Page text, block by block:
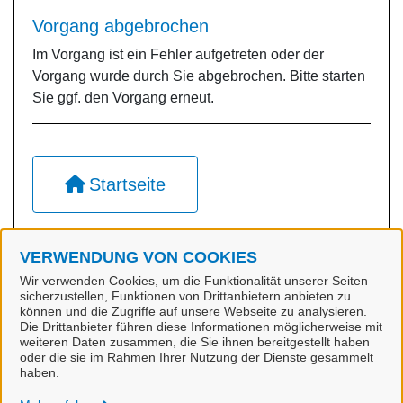
VERWENDUNG VON COOKIES
Wir verwenden Cookies, um die Funktionalität unserer Seiten
sicherzustellen, Funktionen von Drittanbietern anbieten zu
können und die Zugriffe auf unsere Webseite zu analysieren.
Die Drittanbieter führen diese Informationen möglicherweise mit
weiteren Daten zusammen, die Sie ihnen bereitgestellt haben
oder die sie im Rahmen Ihrer Nutzung der Dienste gesammelt
haben.
Vorgang abgebrochen
Im Vorgang ist ein Fehler aufgetreten oder der
Vorgang wurde durch Sie abgebrochen. Bitte starten
Sie ggf. den Vorgang erneut.
Startseite
Dienstleistungsübersicht